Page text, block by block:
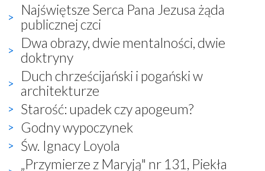
Najświętsze Serca Pana Jezusa żąda
publicznej czci
Dwa obrazy, dwie mentalności, dwie
doktryny
Duch chrześcijański i pogański w
architekturze
Starość: upadek czy apogeum?
Godny wypoczynek
Św. Ignacy Loyola
„Przymierze z Maryją" nr 131, Piekła